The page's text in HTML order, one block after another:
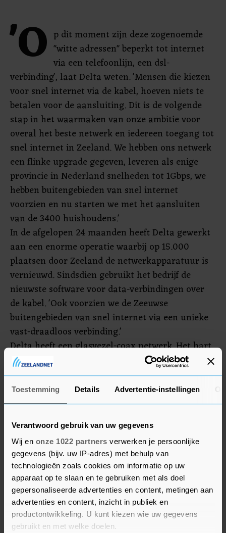
Toestemming Details Advertentie-instellingen
Verantwoord gebruik van uw gegevens
Wij en onze 1022 partners verwerken je persoonlijke
gegevens (bijv. uw IP-adres) met behulp van
technologieën zoals cookies om informatie op uw
apparaat op te slaan en te gebruiken met als doel
gepersonaliseerde advertenties en content, metingen aan
advertenties en content, inzicht in publiek en
productontwikkeling. U kunt kiezen wie uw gegevens
gebruikt en met welke doelen.
'O p dit moment zijn deze zogenoemde
"witte adressen" beperkt tot internet
via een telefoonlijn, een dsl-
verbinding', laat Delta weten. 'Mensen die kiezen
voor snel internet via de kabel, hoeven niets te
betalen voor de aansluiting. Dit is de volgende
stap in het waarmaken van onze ambitie voor
overal het beste netwerk en iedereen toegang tot
snel internet in Zeeland. We hebben ons netwerk
een flinke upgrade gegeven, leveren als enige
provincie in Nederland snelheden tot 1Gbps, we
hebben buitengebieden van snel internet
voorzien en nu starten we met het aansluiten
van de 3400 huishoudens.'
In de afgelopen 24 maanden heeft Delta gewerkt
aan een enorme operatie waarbij op 15.000
plaatsen door Zeeland de netwerkapparatuur is
vernieuwd. Sindsdien gebruikt het bedrijf de
nieuwste software voor data-verbindingen over
de kabel. 'Ook voorzien we de Zeeuwse
buitengebieden van snel internet via een unieke
vast-draadloos verbinding.'
Delta heeft een glasvezel-coax netwerk. Het hart
van het Delta-netwerk in Zeeland bestaat uit
glasvezel. Alleen de laatste meters naar de
voordeuren is van coax. Met de nieuwste
internettechniek DOCSIS 3.1 worden nu